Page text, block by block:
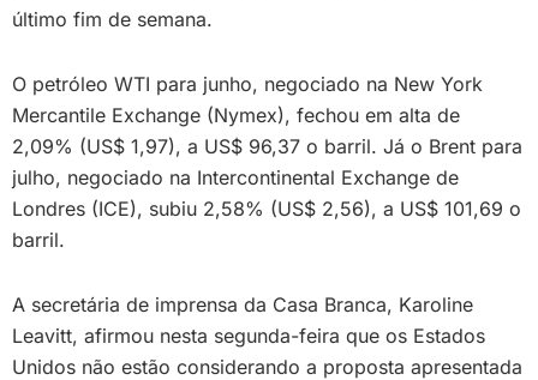
último fim de semana.
O petróleo WTI para junho, negociado na New York
Mercantile Exchange (Nymex), fechou em alta de
2,09% (US$ 1,97), a US$ 96,37 o barril. Já o Brent para
julho, negociado na Intercontinental Exchange de
Londres (ICE), subiu 2,58% (US$ 2,56), a US$ 101,69 o
barril.
A secretária de imprensa da Casa Branca, Karoline
Leavitt, afirmou nesta segunda-feira que os Estados
Unidos não estão considerando a proposta apresentada